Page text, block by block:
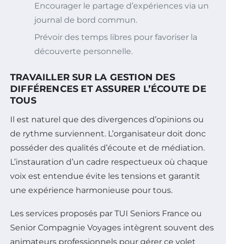
Encourager le partage d’expériences via un
journal de bord commun.
Prévoir des temps libres pour favoriser la
découverte personnelle.
TRAVAILLER SUR LA GESTION DES
DIFFÉRENCES ET ASSURER L’ÉCOUTE DE
TOUS
Il est naturel que des divergences d’opinions ou
de rythme surviennent. L’organisateur doit donc
posséder des qualités d’écoute et de médiation.
L’instauration d’un cadre respectueux où chaque
voix est entendue évite les tensions et garantit
une expérience harmonieuse pour tous.
Les services proposés par TUI Seniors France ou
Senior Compagnie Voyages intègrent souvent des
animateurs professionnels pour gérer ce volet